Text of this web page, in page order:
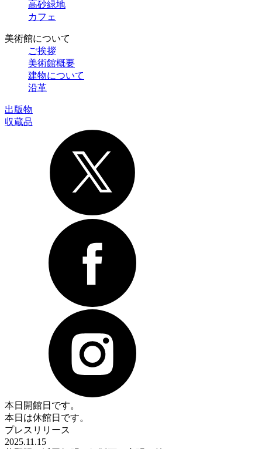
高砂緑地
カフェ
美術館について
ご挨拶
美術館概要
建物について
沿革
出版物
収蔵品
本日開館日です。
本日は休館日です。
プレスリリース
2025.11.15